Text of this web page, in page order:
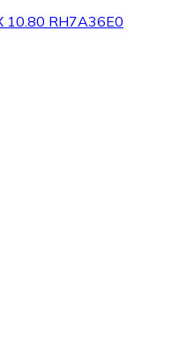
10.80 RH7A36E0